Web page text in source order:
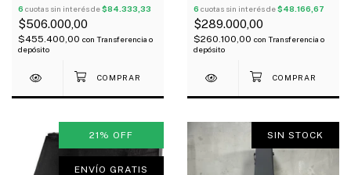
Eléctrica
6 cuotas sin interés de$84.333,33
$506.000,00
$455.400,00 con Transferencia o
depósito
6 cuotas sin interés de$48.166,67
$289.000,00
$260.100,00 con Transferencia o
depósito
21 % OFF
ENVÍO GRATIS
SIN STOCK